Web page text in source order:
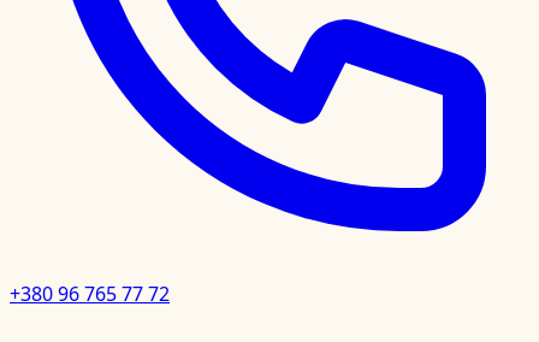
+380 96 765 77 72